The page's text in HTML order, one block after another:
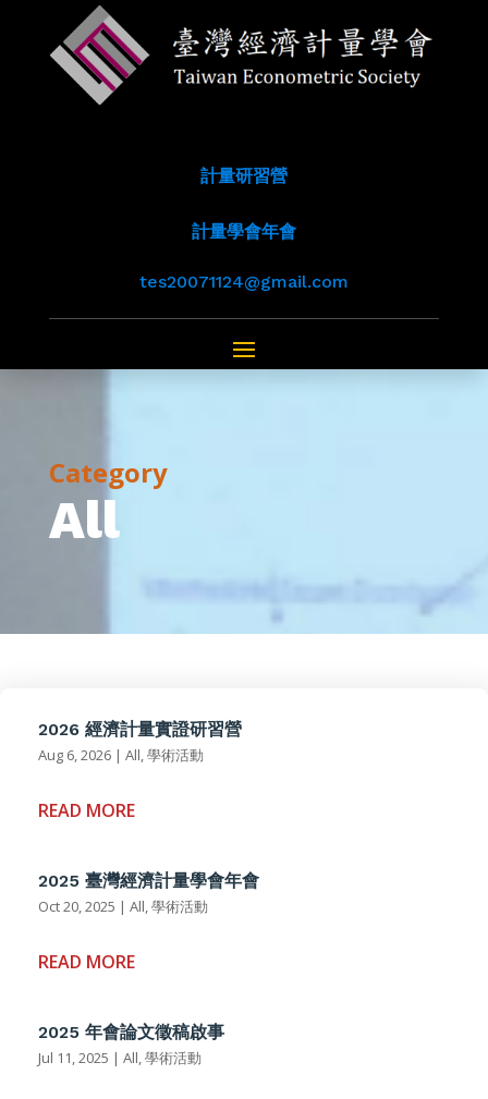
計量研習營
計量學會年會
tes20071124@gmail.com
Category
All
2026 經濟計量實證研習營
Aug 6, 2026 | All,學術活動
READ MORE
2025 臺灣經濟計量學會年會
Oct 20, 2025 | All,學術活動
READ MORE
2025 年會論文徵稿啟事
Jul 11, 2025 | All,學術活動